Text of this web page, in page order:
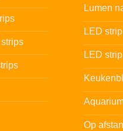
Lumen
LED
LED
Op